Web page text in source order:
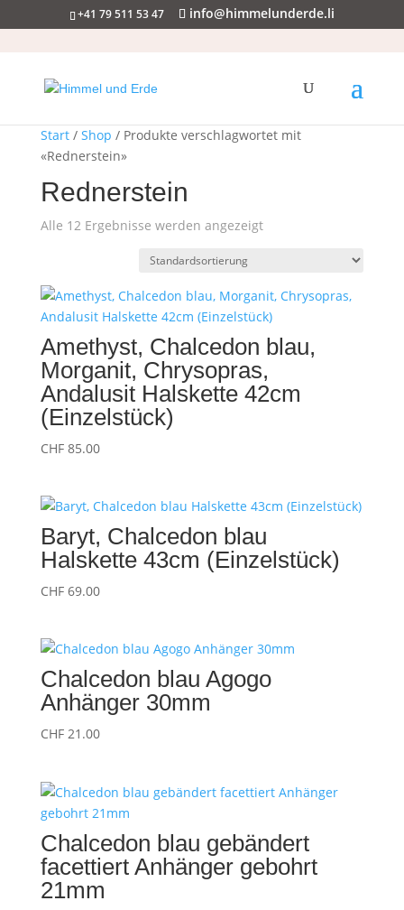
+41 79 511 53 47 info@himmelunderde.li
Start/ Shop / Produkte verschlagwortet mit
«Rednerstein»
Rednerstein
Alle 12 Ergebnisse werden angezeigt
Amethyst, Chalcedon blau,
Morganit, Chrysopras,
Andalusit Halskette 42cm
(Einzelstück)
CHF85.00
Baryt, Chalcedon blau
Halskette 43cm (Einzelstück)
CHF69.00
Chalcedon blau Agogo
Anhänger 30mm
CHF21.00
Chalcedon blau gebändert
facettiert Anhänger gebohrt
21mm